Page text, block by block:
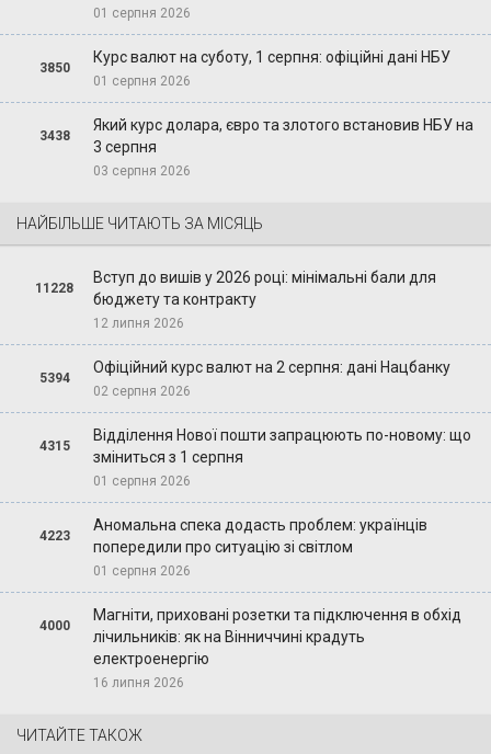
01 серпня 2026
3850
Курс валют на суботу, 1 серпня: офіційні дані НБУ
01 серпня 2026
3438
Який курс долара, євро та злотого встановив НБУ на
3 серпня
03 серпня 2026
НАЙБІЛЬШЕ ЧИТАЮТЬ ЗА МІСЯЦЬ
11228
Вступ до вишів у 2026 році: мінімальні бали для
бюджету та контракту
12 липня 2026
5394
Офіційний курс валют на 2 серпня: дані Нацбанку
02 серпня 2026
4315
Відділення Нової пошти запрацюють по-новому: що
зміниться з 1 серпня
01 серпня 2026
4223
Аномальна спека додасть проблем: українців
попередили про ситуацію зі світлом
01 серпня 2026
4000
Магніти, приховані розетки та підключення в обхід
лічильників: як на Вінниччині крадуть
електроенергію
16 липня 2026
ЧИТАЙТЕ ТАКОЖ